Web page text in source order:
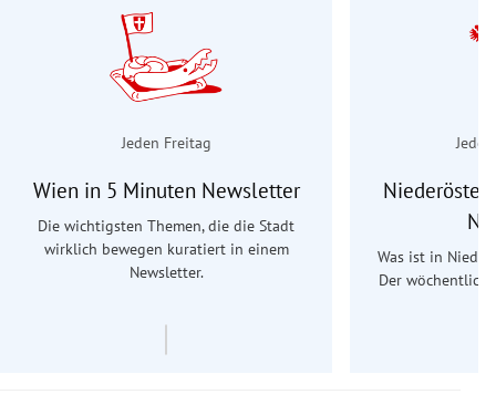
Jeden Freitag
Wien in 5 Minuten Newsletter
Die wichtigsten Themen, die die Stadt
wirklich bewegen kuratiert in einem
Newsletter.
Was ist in
Der